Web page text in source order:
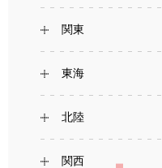
関東
東海
北陸
関西